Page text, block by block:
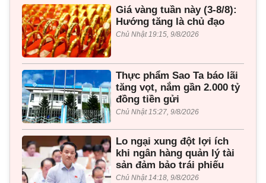
Giá vàng tuần này (3-8/8):
Hướng tăng là chủ đạo
Chủ Nhật 19:15, 9/8/2026
Thực phẩm Sao Ta báo lãi
tăng vọt, nắm gần 2.000 tỷ
đồng tiền gửi
Chủ Nhật 15:27, 9/8/2026
Lo ngại xung đột lợi ích
khi ngân hàng quản lý tài
sản đảm bảo trái phiếu
Chủ Nhật 14:18, 9/8/2026